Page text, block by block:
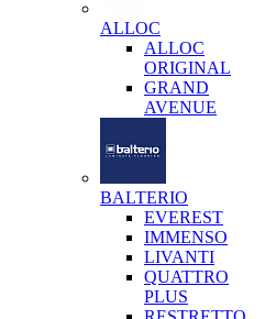
ALLOC
ALLOC
ORIGINAL
GRAND
AVENUE
BALTERIO
EVEREST
IMMENSO
LIVANTI
QUATTRO
PLUS